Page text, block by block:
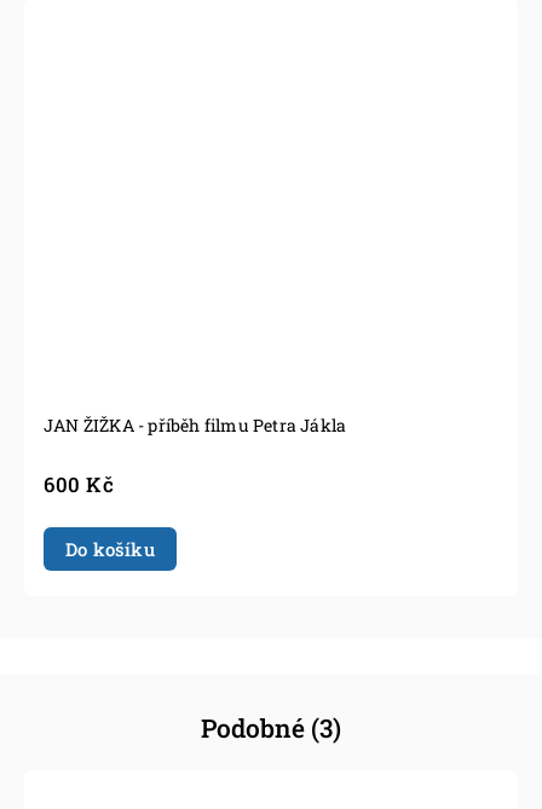
JAN ŽIŽKA - příběh filmu Petra Jákla
600 Kč
Do košíku
Podobné (3)